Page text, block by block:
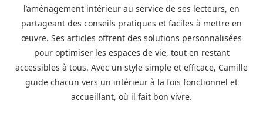
l’aménagement intérieur au service de ses lecteurs, en
partageant des conseils pratiques et faciles à mettre en
œuvre. Ses articles offrent des solutions personnalisées
pour optimiser les espaces de vie, tout en restant
accessibles à tous. Avec un style simple et efficace, Camille
guide chacun vers un intérieur à la fois fonctionnel et
accueillant, où il fait bon vivre.